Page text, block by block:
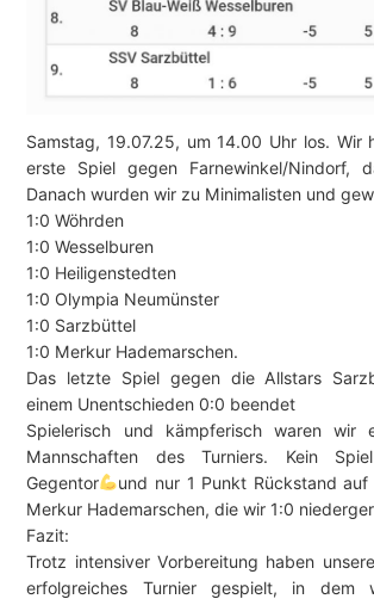
Samstag, 19.07.25, um 14.00 Uhr los. Wir
erste Spiel gegen Farnewinkel/Nindorf,
Danach wurden wir zu Minimalisten und
1:0 Wöhrden
1:0 Wesselburen
1:0 Heiligenstedten
1:0 Olympia Neumünster
1:0 Sarzbüttel
1:0 Merkur Hademarschen.
Das letzte Spiel gegen die Allstars
einem Unentschieden 0:0 beendet
Spielerisch und kämpferisch waren wir
Mannschaften des Turniers. Kein
Gegentor
und nur 1 Punkt Rückstand auf
Merkur Hademarschen, die wir 1:0
Fazit:
Trotz intensiver Vorbereitung haben
erfolgreiches Turnier gespielt, in dem